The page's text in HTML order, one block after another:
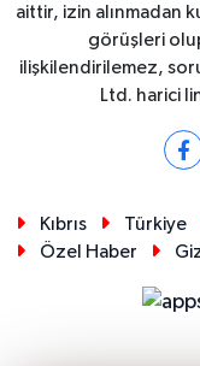
aittir, izin alınmadan
görüşleri olup
ilişkilendirilemez,
Ltd. harici
Kıbrıs Türkiye
Özel Haber